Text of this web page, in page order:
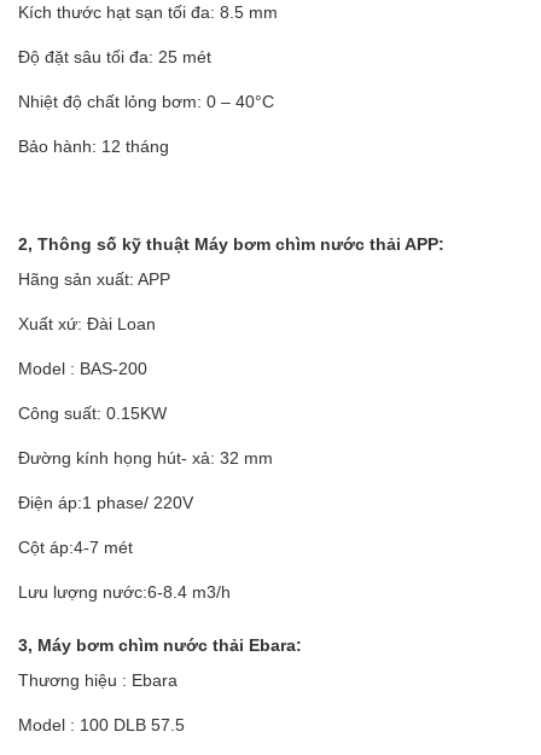
Kích thước hạt sạn tối đa: 8.5 mm
Độ đặt sâu tối đa: 25 mét
Nhiệt độ chất lỏng bơm: 0 – 40°C
Bảo hành: 12 tháng
2, Thông số kỹ thuật Máy bơm chìm nước thải APP:
Hãng sản xuất: APP
Xuất xứ: Đài Loan
Model : BAS-200
Công suất: 0.15KW
Đường kính họng hút- xả: 32 mm
Điện áp:1 phase/ 220V
Cột áp:4-7 mét
Lưu lượng nước:6-8.4 m3/h
3, Máy bơm chìm nước thải Ebara:
Thương hiệu : Ebara
Model : 100 DLB 57.5